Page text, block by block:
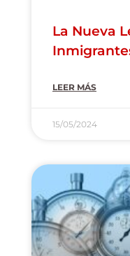
La Nueva
LEER MÁS
15/05/2024